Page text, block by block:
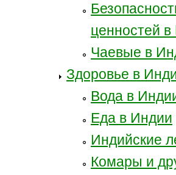
ценностей
Чаевые в
Здоровье в
Вода в
Еда в Индии
Индийские
Комары и